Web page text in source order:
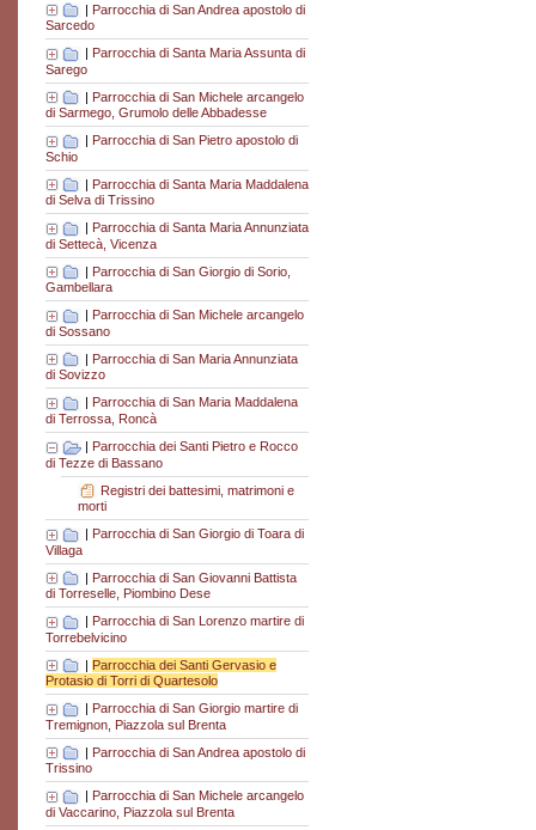
| Parrocchia di San Andrea apostolo di
Sarcedo
| Parrocchia di Santa Maria Assunta di
Sarego
| Parrocchia di San Michele arcangelo
di Sarmego, Grumolo delle Abbadesse
| Parrocchia di San Pietro apostolo di
Schio
| Parrocchia di Santa Maria Maddalena
di Selva di Trissino
Parrocchia di Santa Maria Annunziata
di Settecà, Vicenza
| Parrocchia di San Giorgio di Sorio,
Gambellara
Parrocchia di San Michele arcangelo
di Sossano
| Parrocchia di San Maria Annunziata
di Sovizzo
Parrocchia di San Maria Maddalena
di Terrossa, Roncà
| Parrocchia dei Santi Pietro e Rocco
di Tezze di Bassano
Registri dei battesimi, matrimoni e
morti
| Parrocchia di San Giorgio di Toara di
Villaga
| Parrocchia di San Giovanni Battista
di Torreselle, Piombino Dese
| Parrocchia di San Lorenzo martire di
Torrebelvicino
| Parrocchia dei Santi Gervasio e
Protasio di Torri di Quartesolo
Parrocchia di San Giorgio martire di
Tremignon, Piazzola sul Brenta
| Parrocchia di San Andrea apostolo di
Trissino
Parrocchia di San Michele arcangelo
di Vaccarino, Piazzola sul Brenta